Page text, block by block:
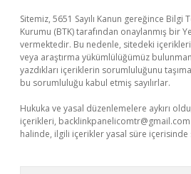
Sitemiz, 5651 Sayılı Kanun gereğince
Kurumu (BTK) tarafından onaylanmış bir
vermektedir. Bu nedenle, sitedeki
veya araştırma yükümlülüğümüz
yazdıkları içeriklerin sorumluluğunu
bu sorumluluğu kabul etmiş sayılırlar.
Hukuka ve yasal düzenlemelere aykırı
içerikleri, backlinkpanelicomtr@gmail.com
halinde, ilgili içerikler yasal süre içerisinde